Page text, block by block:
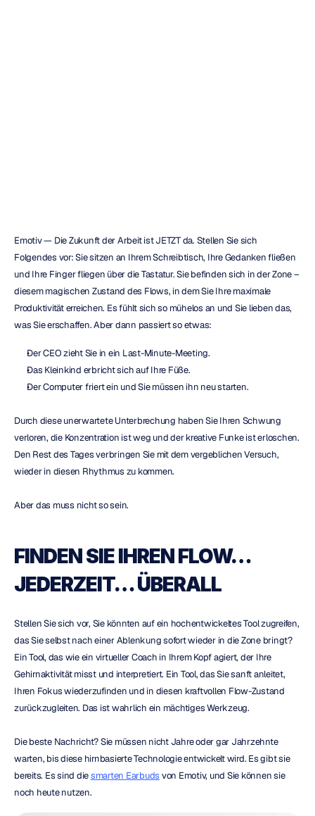
Emotiv — Die Zukunft der Arbeit ist JETZT da. Stellen Sie sich
Folgendes vor: Sie sitzen an Ihrem Schreibtisch, Ihre Gedanken fließen
und Ihre Finger fliegen über die Tastatur. Sie befinden sich in der Zone –
diesem magischen Zustand des Flows, in dem Sie Ihre maximale
Produktivität erreichen. Es fühlt sich so mühelos an und Sie lieben das,
was Sie erschaffen. Aber dann passiert so etwas:
Der CEO zieht Sie in ein Last-Minute-Meeting.
Das Kleinkind erbricht sich auf Ihre Füße.
Der Computer friert ein und Sie müssen ihn neu starten.
Durch diese unerwartete Unterbrechung haben Sie Ihren Schwung
verloren, die Konzentration ist weg und der kreative Funke ist erloschen.
Den Rest des Tages verbringen Sie mit dem vergeblichen Versuch,
wieder in diesen Rhythmus zu kommen.
Aber das muss nicht so sein.
FINDEN SIE IHREN FLOW…
JEDERZEIT… ÜBERALL
Stellen Sie sich vor, Sie könnten auf ein hochentwickeltes Tool zugreifen,
das Sie selbst nach einer Ablenkung sofort wieder in die Zone bringt?
Ein Tool, das wie ein virtueller Coach in Ihrem Kopf agiert, der Ihre
Gehirnaktivität misst und interpretiert. Ein Tool, das Sie sanft anleitet,
Ihren Fokus wiederzufinden und in diesen kraftvollen Flow-Zustand
zurückzugleiten. Das ist wahrlich ein mächtiges Werkzeug.
Die beste Nachricht? Sie müssen nicht Jahre oder gar Jahrzehnte
warten, bis diese hirnbasierte Technologie entwickelt wird. Es gibt sie
bereits. Es sind die smarten Earbuds von Emotiv, und Sie können sie
noch heute nutzen.